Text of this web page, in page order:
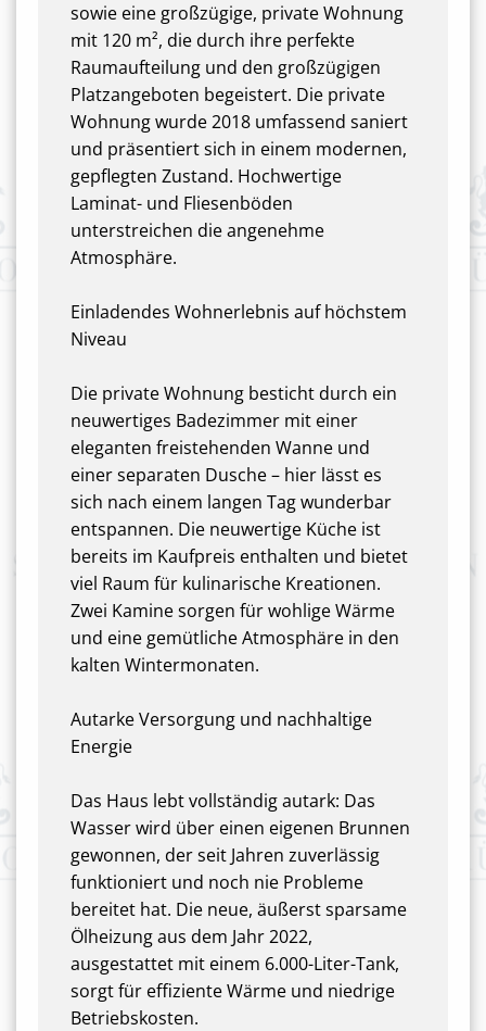
sowie eine großzügige, private Wohnung
mit 120 m², die durch ihre perfekte
Raumaufteilung und den großzügigen
Platzangeboten begeistert. Die private
Wohnung wurde 2018 umfassend saniert
und präsentiert sich in einem modernen,
gepflegten Zustand. Hochwertige
Laminat- und Fliesenböden
unterstreichen die angenehme
Atmosphäre.
Einladendes Wohnerlebnis auf höchstem
Niveau
Die private Wohnung besticht durch ein
neuwertiges Badezimmer mit einer
eleganten freistehenden Wanne und
einer separaten Dusche – hier lässt es
sich nach einem langen Tag wunderbar
entspannen. Die neuwertige Küche ist
bereits im Kaufpreis enthalten und bietet
viel Raum für kulinarische Kreationen.
Zwei Kamine sorgen für wohlige Wärme
und eine gemütliche Atmosphäre in den
kalten Wintermonaten.
Autarke Versorgung und nachhaltige
Energie
Das Haus lebt vollständig autark: Das
Wasser wird über einen eigenen Brunnen
gewonnen, der seit Jahren zuverlässig
funktioniert und noch nie Probleme
bereitet hat. Die neue, äußerst sparsame
Ölheizung aus dem Jahr 2022,
ausgestattet mit einem 6.000-Liter-Tank,
sorgt für effiziente Wärme und niedrige
Betriebskosten.